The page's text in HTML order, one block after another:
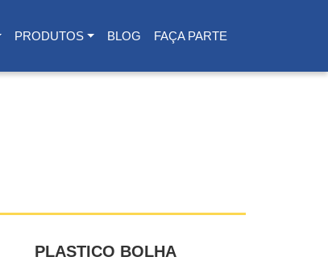
PRODUTOS BLOG FAÇA PARTE
PLASTICO BOLHA